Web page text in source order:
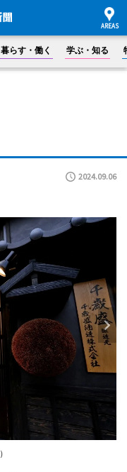
暮らす・働く 学ぶ・知る
2024.09.06